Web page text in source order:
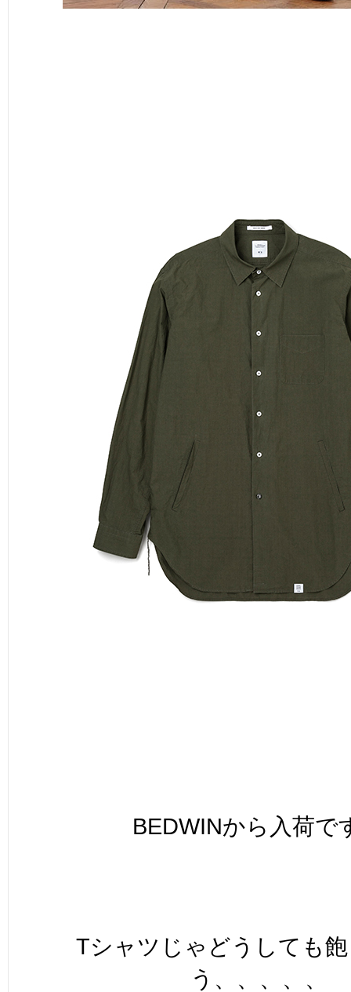
BEDWINから入荷で
Tシャツじゃどうしても
う、、、、、